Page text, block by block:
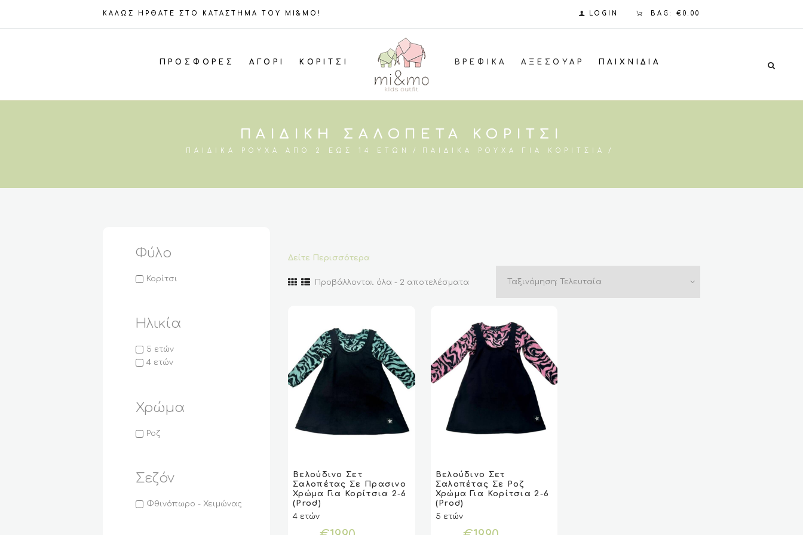
ΚΑΛΩΣ ΗΡΘΑΤΕ ΣΤΟ ΚΑΤΑΣΤΗΜΑ ΤΟΥ MI&MO! LOGIN BAG: €0.00
ΠΡΟΣΦΟΡΈΣ ΑΓΌΡΙ ΚΟΡΊΤΣΙ ΒΡΕΦΙΚΆ ΑΞΕΣΟΥΆΡ ΠΑΙΧΝΊΔΙΑ
ΠΑΙΔΙΚΉ ΣΑΛΟΠΈΤΑ ΚΟΡΊΤΣΙ
ΠΑΙΔΙΚΆ ΡΟΎΧΑ ΑΠΌ 2 ΈΩΣ 14 ΕΤΏΝ ΠΑΙΔΙΚΆ ΡΟΎΧΑ ΓΙΑ ΚΟΡΊΤΣΙΑ
Δείτε Περισσότερα
Προβάλλονται όλα - 2 αποτελέσματαSorted
VIEW
VIEW
το
προϊόν
έχει
πολλαπλές
Βελούδινο Σετ
Σαλοπέτας Σε Πρασινο
Χρώμα Για Κορίτσια 2-6
(Prod)
4 ετών
VIEW
VIEW
το
προϊόν
έχει
πολλαπλές
Βελούδινο Σετ
Σαλοπέτας Σε Ροζ
Χρώμα Για Κορίτσια 2-6
(Prod)
5 ετών
Φύλο
Κορίτσι
Ηλικία
5 ετών
4 ετών
Χρώμα
Ροζ
Σεζόν
Φθινόπωρο - Χειμώνας